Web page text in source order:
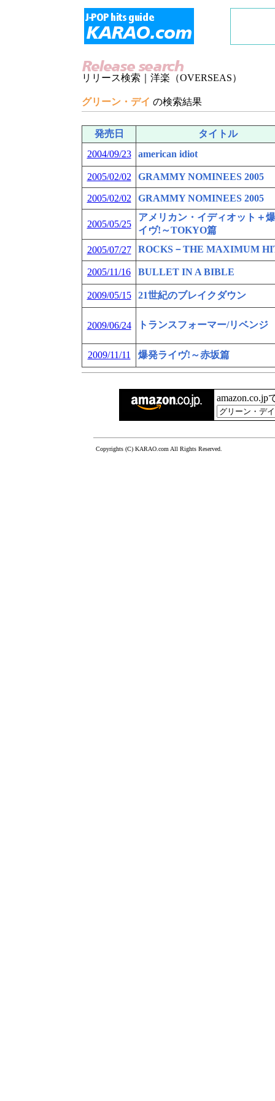
リリース検索｜洋楽（OVERSEAS）
グリーン・デイ の検索結果
発売日
タイトル
2004/09/23
american idiot
2005/02/02 GRAMMY NOMINEES 2005
2005/02/02 GRAMMY NOMINEES 2005
2005/05/25
アメリカン・イディオット＋
イヴ!～TOKYO篇
2005/07/27
ROCKS－THE MAXIMUM
2005/11/16 BULLET IN A BIBLE
2009/05/15 21世紀のブレイクダウン
2009/06/24 トランスフォーマー/リベンジ
2009/11/11 爆発ライヴ!～赤坂篇
amazon.co.jp
Copyrights (C) KARAO.com All Rights Reserved.